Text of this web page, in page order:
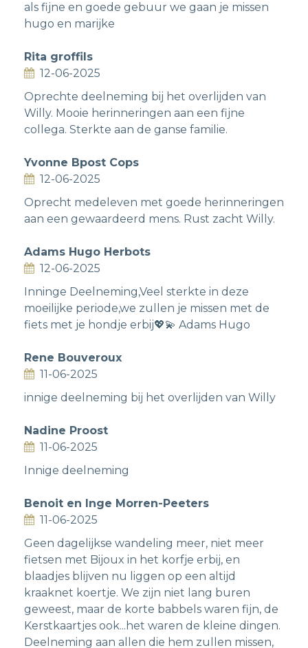
als fijne en goede gebuur we gaan je missen
hugo en marijke
Rita groffils
12-06-2025
Oprechte deelneming bij het overlijden van
Willy. Mooie herinneringen aan een fijne
collega. Sterkte aan de ganse familie.
Yvonne Bpost Cops
12-06-2025
Oprecht medeleven met goede herinneringen
aan een gewaardeerd mens. Rust zacht Willy.
Adams Hugo Herbots
12-06-2025
Inninge Deelneming,Veel sterkte in deze
moeilijke periode,we zullen je missen met de
fiets met je hondje erbij💖💫 Adams Hugo
Rene Bouveroux
11-06-2025
innige deelneming bij het overlijden van Willy
Nadine Proost
11-06-2025
Innige deelneming
Benoit en Inge Morren-Peeters
11-06-2025
Geen dagelijkse wandeling meer, niet meer
fietsen met Bijoux in het korfje erbij, en
blaadjes blijven nu liggen op een altijd
kraaknet koertje. We zijn niet lang buren
geweest, maar de korte babbels waren fijn, de
Kerstkaartjes ook...het waren de kleine dingen.
Deelneming aan allen die hem zullen missen,